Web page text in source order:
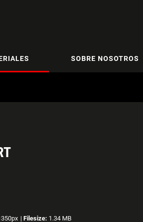
SOBRE NOSOTROS
| Filesize: 1.34 MB